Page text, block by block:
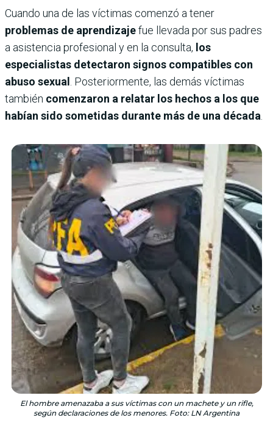
Cuando una de las víctimas comenzó a tener
problemas de aprendizajefue llevada por sus padres
a asistencia profesional y en la consulta, los
especialistas detectaron signos compatibles con
abuso sexual
. Posteriormente, las demás víctimas
también comenzaron a relatar los hechos a los que
habían sido sometidas durante más de una década
El hombre amenazaba a sus víctimas con un machete y un rifle,
según declaraciones de los menores. Foto: LN Argentina